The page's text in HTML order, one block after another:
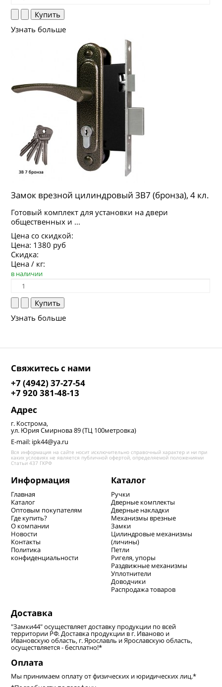
Узнать больше
Замок врезной цилиндровый ЗВ7 (бронза), 4 кл.
Готовый комплект для установки на двери
общественных и ...
Цена со скидкой:
Цена: 1380 руб
Скидка:
Цена / кг:
в наличии
Узнать больше
Свяжитесь с нами
+7 (4942) 37-27-54
+7 920 381-48-13
Адрес
г. Кострома,
ул. Юрия Смирнова 89 (ТЦ 100метровка)
E-mail: ipk44@ya.ru
Вся информация на сайте носит исключительно справочный характер и ни при
каких условиях не является публичной офертой, определяемой положениями
Статьи 437 ГКРФ
Информация
Главная
Каталог
Оптовым покупателям
Где купить?
О компании
Новости
Контакты
Политика
конфиденциальности
Каталог
Ручки
Дверные комплекты
Дверные накладки
Механизмы врезные
Замки
Цилиндровые механизмы
(личины)
Петли
Ригеля, упоры
Раздвижные механизмы
Уплотнители
Доводчики
Распродажа товаров
Доставка
"Замки44" осуществляет доставку продукции по всей
территории РФ. Доставка продукции в г. Иваново и
Ивановскую область, г. Ярославль и Ярославскую область,
осуществляется - бесплатно!*
Оплата
Мы принимаем оплату от физических и юридических лиц.*